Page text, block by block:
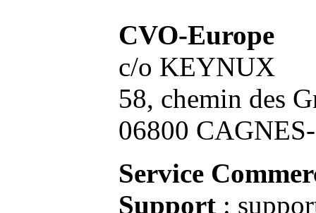
CVO-Europe
c/o KEYNUX
58, chemin des
06800
Service
Support :